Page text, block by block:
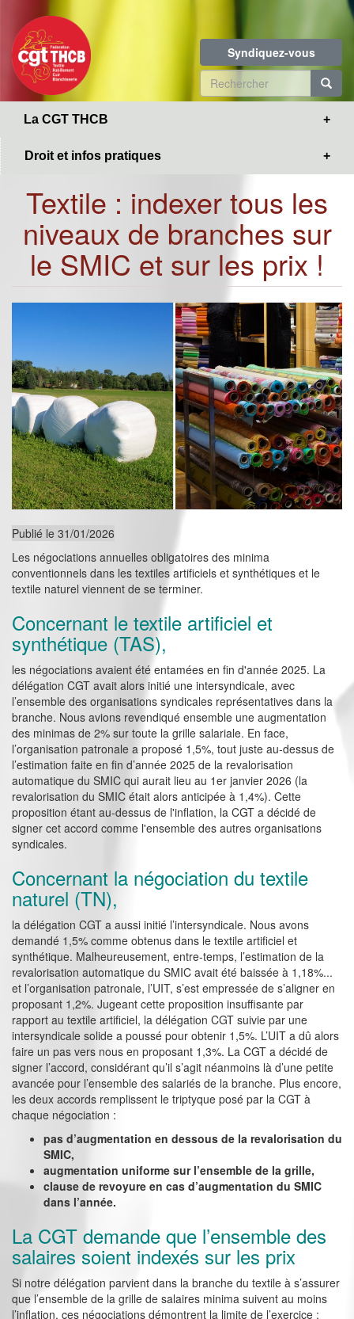
contenu
principal
Syndiquez-vous
Formulaire
de
La CGT THCB
Droit et infos pratiques
Textile : indexer tous les
niveaux de branches sur
le SMIC et sur les prix !
Publié le 31/01/2026
Les négociations annuelles obligatoires des minima
conventionnels dans les textiles artificiels et synthétiques et le
textile naturel viennent de se terminer.
Concernant le textile artificiel et
synthétique (TAS),
les négociations avaient été entamées en fin d'année 2025. La
délégation CGT avait alors initié une intersyndicale, avec
l’ensemble des organisations syndicales représentatives dans la
branche. Nous avions revendiqué ensemble une augmentation
des minimas de 2% sur toute la grille salariale. En face,
l’organisation patronale a proposé 1,5%, tout juste au-dessus de
l’estimation faite en fin d’année 2025 de la revalorisation
automatique du SMIC qui aurait lieu au 1er janvier 2026 (la
revalorisation du SMIC était alors anticipée à 1,4%). Cette
proposition étant au-dessus de l'inflation, la CGT a décidé de
signer cet accord comme l'ensemble des autres organisations
syndicales.
Concernant la négociation du textile
naturel (TN),
la délégation CGT a aussi initié l’intersyndicale. Nous avons
demandé 1,5% comme obtenus dans le textile artificiel et
synthétique. Malheureusement, entre-temps, l’estimation de la
revalorisation automatique du SMIC avait été baissée à 1,18%...
et l’organisation patronale, l’UIT, s’est empressée de s’aligner en
proposant 1,2%. Jugeant cette proposition insuffisante par
rapport au textile artificiel, la délégation CGT suivie par une
intersyndicale solide a poussé pour obtenir 1,5%. L’UIT a dû alors
faire un pas vers nous en proposant 1,3%. La CGT a décidé de
signer l’accord, considérant qu’il s’agit néanmoins là d’une petite
avancée pour l’ensemble des salariés de la branche. Plus encore,
les deux accords remplissent le triptyque posé par la CGT à
chaque négociation :
pas d’augmentation en dessous de la revalorisation du
SMIC,
augmentation uniforme sur l’ensemble de la grille,
clause de revoyure en cas d’augmentation du SMIC
dans l’année.
La CGT demande que l’ensemble des
salaires soient indexés sur les prix
Si notre délégation parvient dans la branche du textile à s’assurer
que l’ensemble de la grille de salaires minima suivent au moins
l’inflation, ces négociations démontrent la limite de l’exercice :